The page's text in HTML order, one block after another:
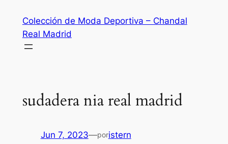
contenido
Colección de Moda Deportiva – Chandal
Real Madrid
sudadera nia real madrid
Jun 7, 2023—poristern